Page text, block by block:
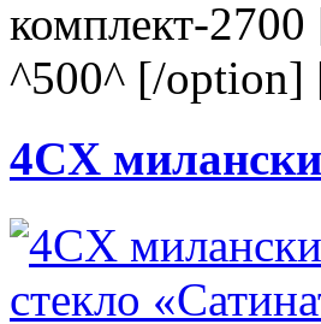
комплект-
^500^ [/option]
4CХ